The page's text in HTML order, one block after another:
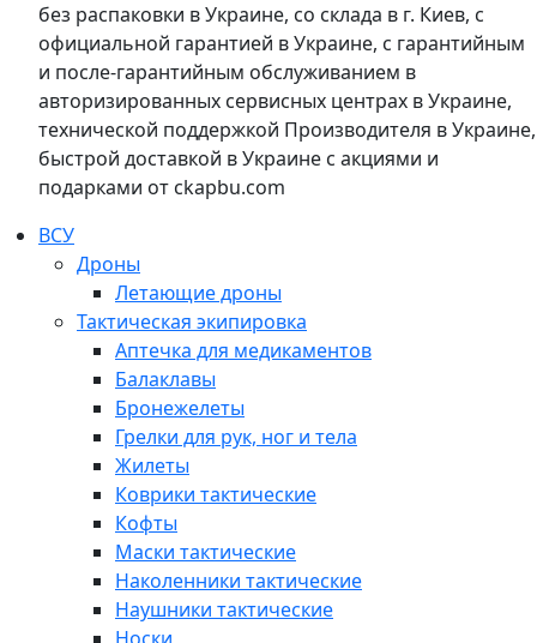
без распаковки в Украине, со склада в г. Киев, с
официальной гарантией в Украине, с гарантийным
и после-гарантийным обслуживанием в
авторизированных сервисных центрах в Украине,
технической поддержкой Производителя в Украине,
быстрой доставкой в Украине с акциями и
подарками от ckapbu.com
ВСУ
Дроны
Летающие дроны
Тактическая экипировка
Аптечка для медикаментов
Балаклавы
Бронежелеты
Грелки для рук, ног и тела
Жилеты
Коврики тактические
Кофты
Маски тактические
Наколенники тактические
Наушники тактические